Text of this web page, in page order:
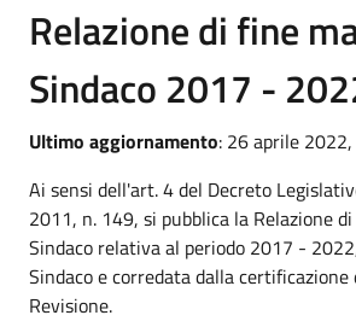
Relazione di fine
Sindaco 2017 -
Ultimo aggiornamento: 26 aprile
Ai sensi dell'art. 4 del Decreto
2011, n. 149, si pubblica la Relazione
Sindaco relativa al periodo 2017 -
Sindaco e corredata dalla certificazione
Revisione.